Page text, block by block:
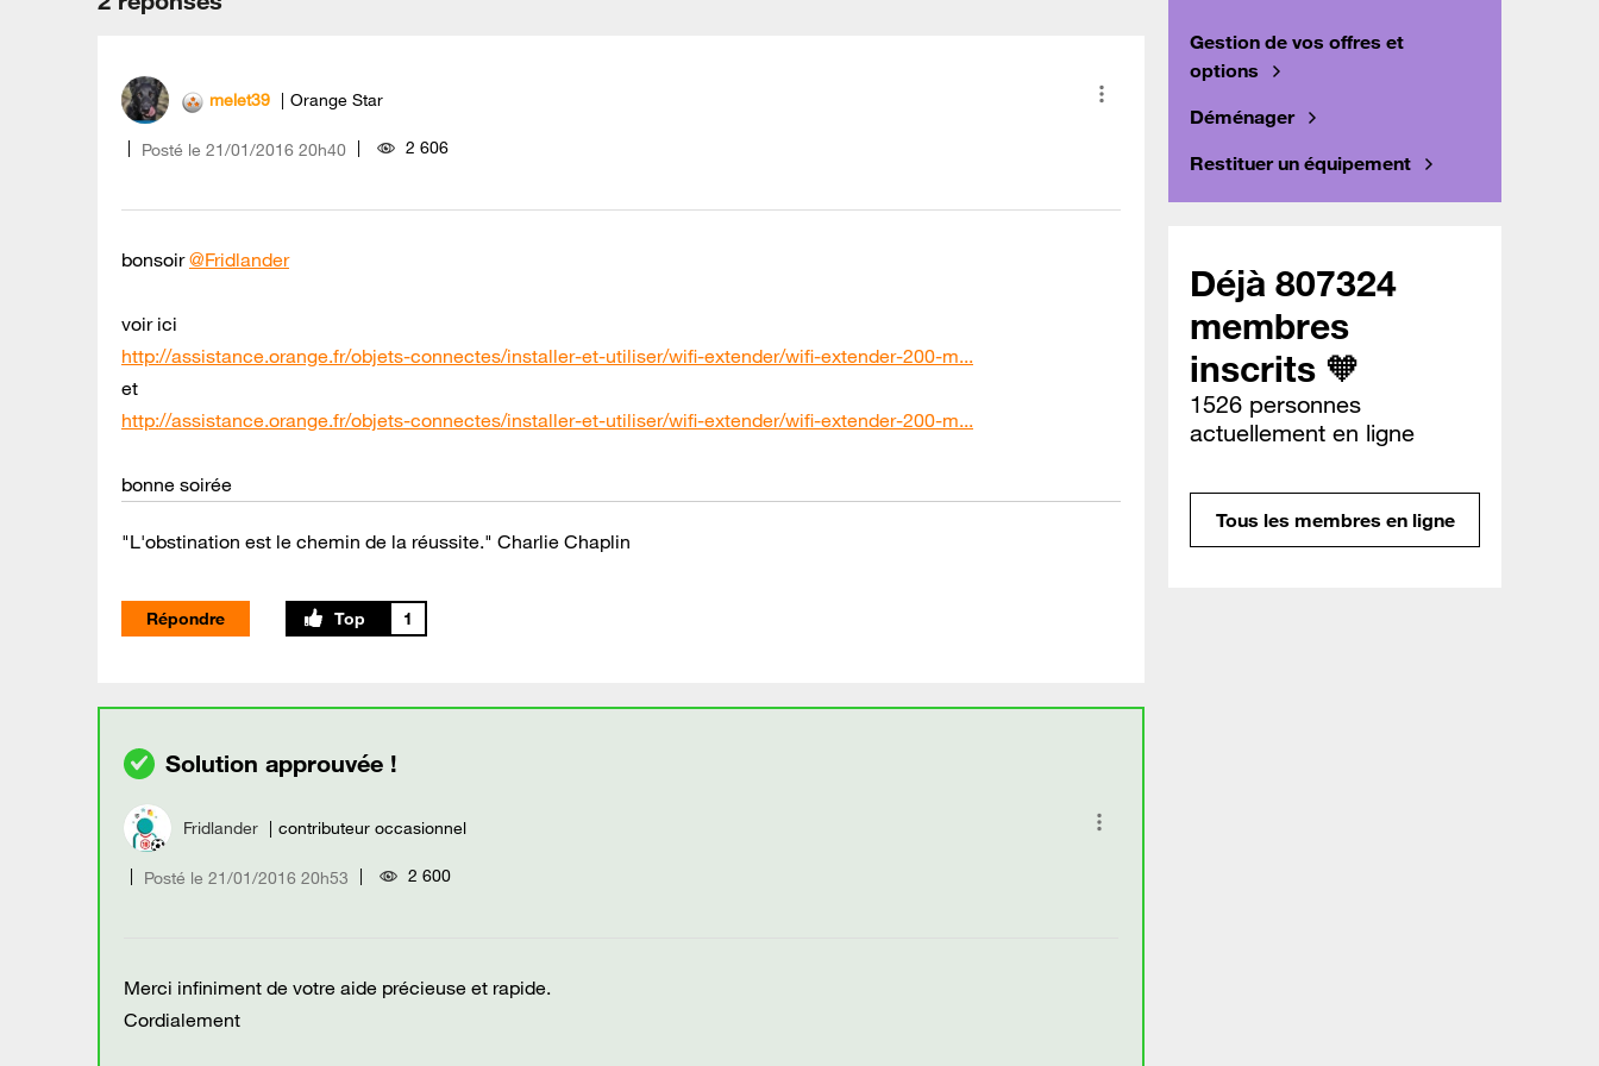
melet39 Orange Star
Posté le ‎21/01/2016 20h40 2 606
bonsoir@Fridlander
voir ici
http://assistance.orange.fr/objets-connectes/installer-et-utiliser/wifi-extender/wifi-extender-200-m...
et
http://assistance.orange.fr/objets-connectes/installer-et-utiliser/wifi-extender/wifi-extender-200-m...
bonne soirée
"L'obstination est le chemin de la réussite." Charlie Chaplin
Répondre 1
Fridlander contributeur occasionnel
Posté le ‎21/01/2016 20h53 2 600
Merci infiniment de votre aide précieuse et rapide.
Cordialement
Gestion de vos offres et
options
Déménager
Restituer un équipement
Déjà 807324
membres
inscrits 🧡
1526 personnes
actuellement en ligne
Tous les membres en ligne